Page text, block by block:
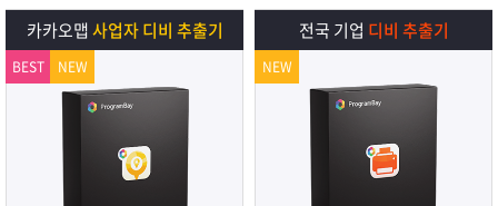
카카오맵사업자 디비 추출기
BEST NEW
전국 기업 디비 추출기
NEW